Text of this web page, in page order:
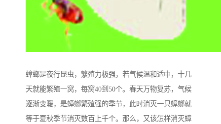
蟑螂是夜行昆虫，繁殖力极强，若气候温和适中，十几
天就能繁殖一窝，每窝40到50个。春天万物复苏，气候
逐渐变暖，是蟑螂繁殖强的季节，此时消灭一只蟑螂就
等于夏秋季节消灭数百上千个。那么，又该怎样消灭蟑